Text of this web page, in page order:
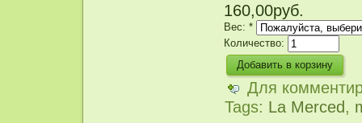
160,00руб.
Вес: *
Количество:
Для
Tags: La Merced,